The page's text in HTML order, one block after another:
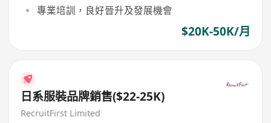
專業培訓，良好晉升及發展機會
$20K-50K/月
日系服裝品牌銷售($22-25K)
RecruitFirst Limited